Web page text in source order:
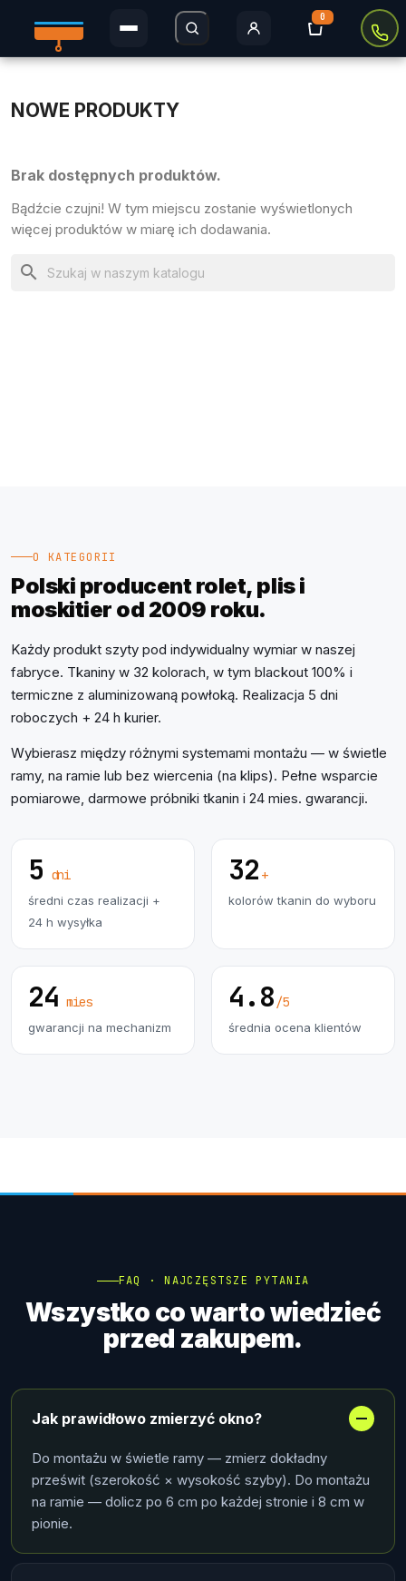
0
Plisy
Rolety MINI
Rolety zaciemniające
NOWE PRODUKTY
Brak dostępnych produktów.
Bądźcie czujni! W tym miejscu zostanie wyświetlonych
więcej produktów w miarę ich dodawania.
search
O KATEGORII
Polski producent rolet, plis i
moskitier od 2009 roku.
Każdy produkt szyty pod indywidualny wymiar w naszej
fabryce. Tkaniny w 32 kolorach, w tym blackout 100% i
termiczne z aluminizowaną powłoką. Realizacja 5 dni
roboczych + 24 h kurier.
Wybierasz między różnymi systemami montażu — w świetle
ramy, na ramie lub bez wiercenia (na klips). Pełne wsparcie
pomiarowe, darmowe próbniki tkanin i 24 mies. gwarancji.
5 dni
średni czas realizacji +
24 h wysyłka
32 +
kolorów tkanin do wyboru
24 mies
gwarancji na mechanizm
4.8 /5
średnia ocena klientów
FAQ · NAJCZĘSTSZE PYTANIA
Wszystko co warto wiedzieć
przed zakupem.
Jak prawidłowo zmierzyć okno?
Do montażu w świetle ramy — zmierz dokładny
prześwit (szerokość × wysokość szyby). Do montażu
na ramie — dolicz po 6 cm po każdej stronie i 8 cm w
pionie.